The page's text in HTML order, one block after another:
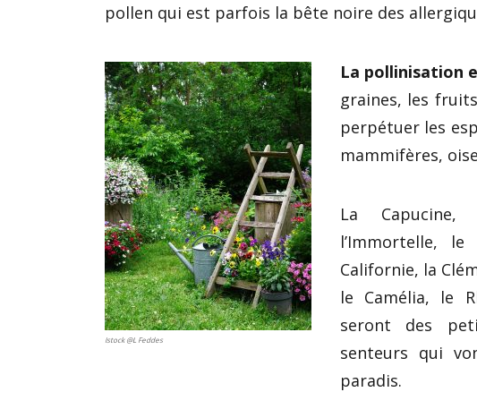
pollen qui est parfois la bête noire des
Istock @L Feddes
La pollinisation
graines, les
perpétuer les
mammifères,
La
l’Immortelle,
Californie, la
le Camélia, le
seront des
senteurs qui
paradis.